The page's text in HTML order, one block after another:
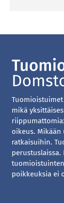
mikä
oikeus.
ratkaisuihin.
poikkeuksia ei